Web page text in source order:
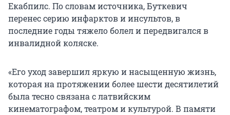
Екабпилс. По словам источника, Буткевич
перенес серию инфарктов и инсультов, в
последние годы тяжело болел и передвигался в
инвалидной коляске.
«Его уход завершил яркую и насыщенную жизнь,
которая на протяжении более шести десятилетий
была тесно связана с латвийским
кинематографом, театром и культурой. В памяти